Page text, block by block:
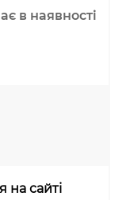
в наявності
на сайті